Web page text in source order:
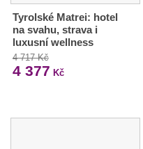
Tyrolské Matrei: hotel
na svahu, strava i
luxusní wellness
4 717 Kč
4 377 Kč